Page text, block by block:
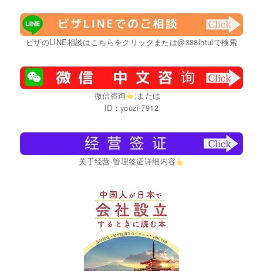
ビザのLINE相談はこちらをクリックまたは@388lhtulで検索
微信咨询
;または
ID：youzi-7912
关于经营·管理签证详细内容